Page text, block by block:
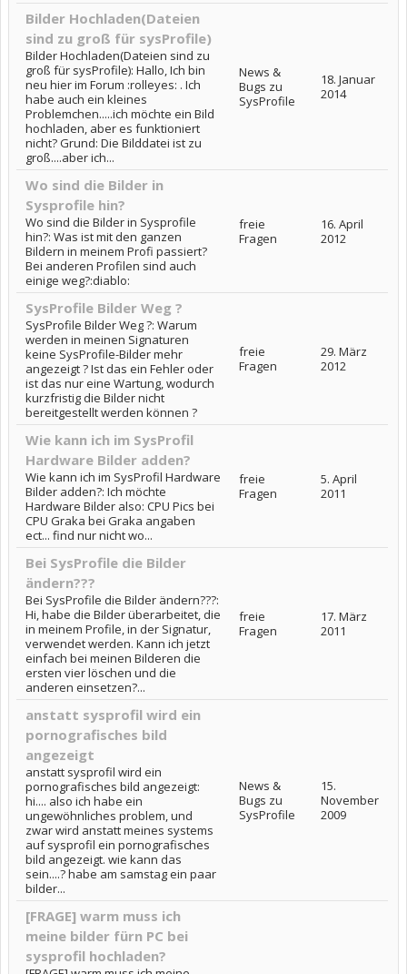
Bilder Hochladen(Dateien
sind zu groß für sysProfile)
Bilder Hochladen(Dateien sind zu
groß für sysProfile): Hallo, Ich bin
neu hier im Forum :rolleyes: . Ich
habe auch ein kleines
Problemchen.....ich möchte ein Bild
hochladen, aber es funktioniert
nicht? Grund: Die Bilddatei ist zu
groß....aber ich...
News &
Bugs zu
SysProfile
18. Januar
2014
Wo sind die Bilder in
Sysprofile hin?
Wo sind die Bilder in Sysprofile
hin?: Was ist mit den ganzen
Bildern in meinem Profi passiert?
Bei anderen Profilen sind auch
einige weg?:diablo:
freie
Fragen
16. April
2012
SysProfile Bilder Weg ?
SysProfile Bilder Weg ?: Warum
werden in meinen Signaturen
keine SysProfile-Bilder mehr
angezeigt ? Ist das ein Fehler oder
ist das nur eine Wartung, wodurch
kurzfristig die Bilder nicht
bereitgestellt werden können ?
freie
Fragen
29. März
2012
Wie kann ich im SysProfil
Hardware Bilder adden?
Wie kann ich im SysProfil Hardware
Bilder adden?: Ich möchte
Hardware Bilder also: CPU Pics bei
CPU Graka bei Graka angaben
ect... find nur nicht wo...
freie
Fragen
5. April
2011
Bei SysProfile die Bilder
ändern???
Bei SysProfile die Bilder ändern???:
Hi, habe die Bilder überarbeitet, die
in meinem Profile, in der Signatur,
verwendet werden. Kann ich jetzt
einfach bei meinen Bilderen die
ersten vier löschen und die
anderen einsetzen?...
freie
Fragen
17. März
2011
anstatt sysprofil wird ein
pornografisches bild
angezeigt
anstatt sysprofil wird ein
pornografisches bild angezeigt:
hi.... also ich habe ein
ungewöhnliches problem, und
zwar wird anstatt meines systems
auf sysprofil ein pornografisches
bild angezeigt. wie kann das
sein....? habe am samstag ein paar
bilder...
News &
Bugs zu
SysProfile
15.
November
2009
[FRAGE] warm muss ich
meine bilder fürn PC bei
sysprofil hochladen?